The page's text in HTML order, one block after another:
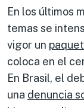
En los últimos
temas se
vigor un
coloca en el
En Brasil, el
una denuncia